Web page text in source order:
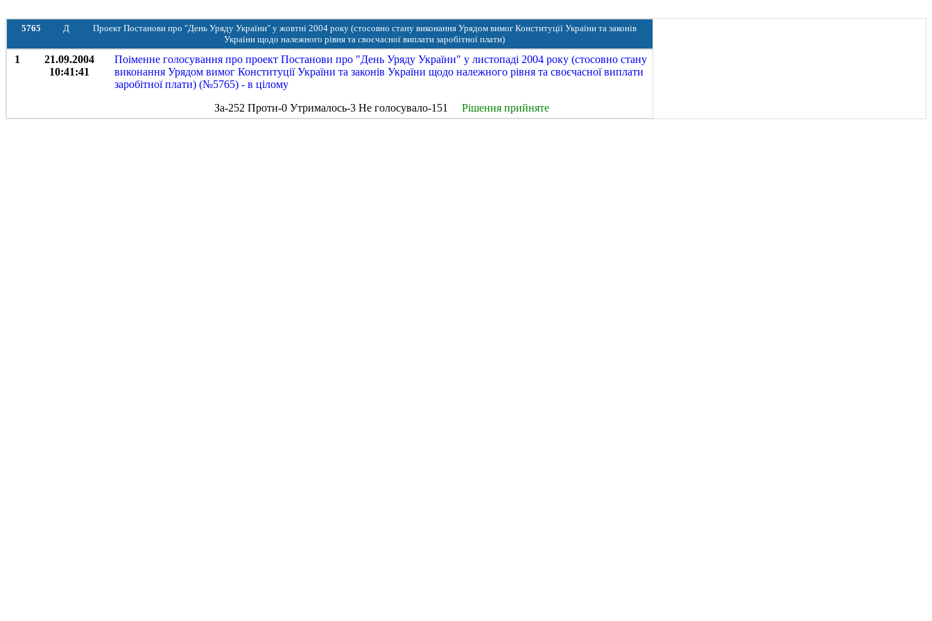
5765 Д
Проект Постанови про "День Уряду України" у жовтні 2004 року (стосовно стану виконання Урядом вимог Конституції України та законів
України щодо належного рівня та своєчасної виплати заробітної плати)
1
21.09.2004
10:41:41
Поіменне голосування про проект Постанови про "День Уряду України" у листопаді 2004 року (стосовно стану
виконання Урядом вимог Конституції України та законів України щодо належного рівня та своєчасної виплати
заробітної плати) (№5765) - в цілому
За-252 Проти-0 Утрималось-3 Не голосувало-151
Рішення прийняте